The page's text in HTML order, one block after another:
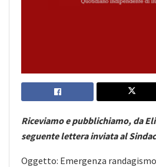
Riceviamo e pubblichiamo, da
seguente lettera inviata al
Oggetto: Emergenza